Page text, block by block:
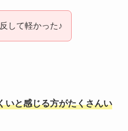
して軽かった♪
いと感じる方がたくさんい